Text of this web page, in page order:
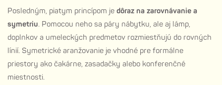
Posledným, piatym princípom je dôraz na zarovnávanie a
symetriu. Pomocou neho sa páry nábytku, ale aj lámp,
doplnkov a umeleckých predmetov rozmiestňujú do rovných
línií. Symetrické aranžovanie je vhodné pre formálne
priestory ako čakárne, zasadačky alebo konferenčné
miestnosti.